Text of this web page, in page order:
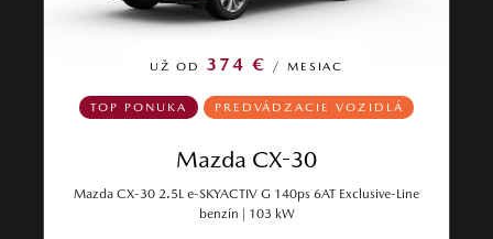
UŽ OD 374 € / MESIAC
TOP PONUKA PREDVÁDZACIE VOZIDLÁ
Mazda CX-30
Mazda CX‑30 2.5L e‑SKYACTIV G 140ps 6AT Exclusive‑Line
benzín | 103 kW